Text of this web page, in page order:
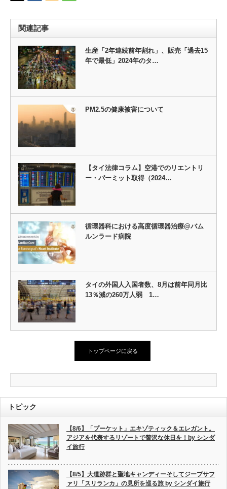
関連記事
生産「2年連続前年割れ」、販売「過去15
年で最低」2024年のタ…
PM2.5の健康被害について
【タイ法律コラム】空港でのリエントリ
ー・パーミット取得（2024…
循環器科における高度循環器治療@バム
ルンラード病院
タイの外国人入国者数、8月は前年同月比
13％減の260万人弱 1…
トップページに戻る
トピック
【8/6】「プーケット」エキゾティック＆エレガント。
アジアを代表するリゾートで贅沢な休日を！by シンダ
イ旅行
【8/5】大遺跡群と聖地キャンディーそしてジープサフ
ァリ「スリランカ」の見所を巡る旅 by シンダイ旅行